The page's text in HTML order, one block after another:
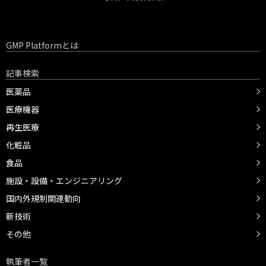
GMP Platformとは
記事検索
医薬品
医療機器
再生医療
化粧品
食品
施設・設備・エンジニアリング
国内外規制関連動向
新技術
その他
執筆者一覧